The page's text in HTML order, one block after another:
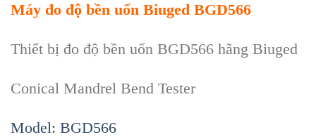
Máy đo độ bền uốn Biuged BGD566
Thiết bị đo độ bền uốn BGD566 hãng Biuged
Conical Mandrel Bend Tester
Model: BGD566